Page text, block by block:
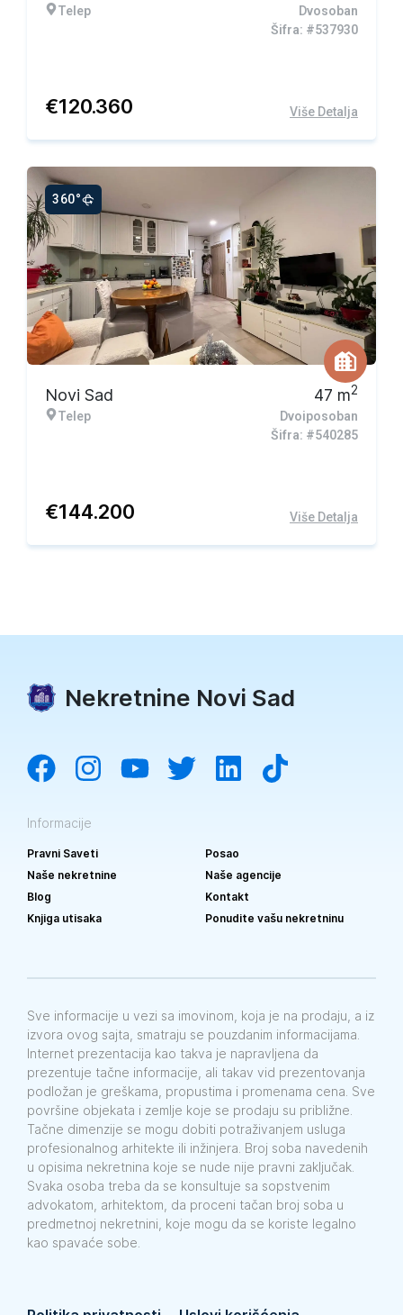
Telep
Dvosoban
Šifra: #537930
€120.360 Više Detalja
360°
Novi Sad
Telep
47 m2
Dvoiposoban
Šifra: #540285
€144.200 Više Detalja
Nekretnine Novi Sad
Informacije
Pravni Saveti
Posao
Naše nekretnine
Naše agencije
Blog
Kontakt
Knjiga utisaka
Ponudite vašu nekretninu
Sve informacije u vezi sa imovinom, koja je na prodaju, a iz
izvora ovog sajta, smatraju se pouzdanim informacijama.
Internet prezentacija kao takva je napravljena da
prezentuje tačne informacije, ali takav vid prezentovanja
podložan je greškama, propustima i promenama cena. Sve
površine objekata i zemlje koje se prodaju su približne.
Tačne dimenzije se mogu dobiti potraživanjem usluga
profesionalnog arhitekte ili inžinjera. Broj soba navedenih
u opisima nekretnina koje se nude nije pravni zaključak.
Svaka osoba treba da se konsultuje sa sopstvenim
advokatom, arhitektom, da proceni tačan broj soba u
predmetnoj nekretnini, koje mogu da se koriste legalno
kao spavaće sobe.